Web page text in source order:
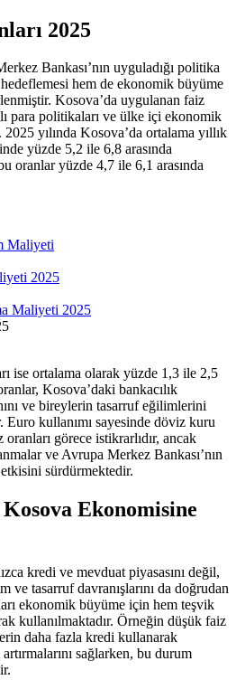
2025
Bankası’nın uyguladığı politika
hem de ekonomik büyüme
Kosova’da uygulanan faiz
para politikaları ve ülke içi ekonomik
yılında Kosova’da ortalama yıllık
yüzde 5,2 ile 6,8 arasında
oranlar yüzde 4,7 ile 6,1 arasında
Maliyeti
2025
Maliyeti 2025
ise ortalama olarak yüzde 1,3 ile 2,5
Kosova’daki bankacılık
ve bireylerin tasarruf eğilimlerini
Euro kullanımı sayesinde döviz kuru
görece istikrarlıdır, ancak
ve Avrupa Merkez Bankası’nın
sürdürmektedir.
Ekonomisine
kredi ve mevduat piyasasını değil,
ve tasarruf davranışlarını da doğrudan
ekonomik büyüme için hem teşvik
kullanılmaktadır. Örneğin düşük faiz
daha fazla kredi kullanarak
sağlarken, bu durum